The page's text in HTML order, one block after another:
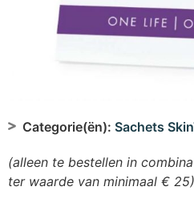
Categorie(ën): Sachets
(alleen te bestellen in
ter waarde van minimaal € 25)